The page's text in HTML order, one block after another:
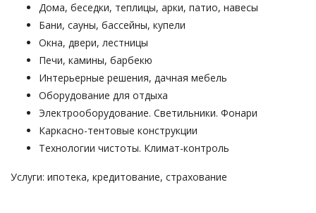
Дома, беседки, теплицы, арки, патио, навесы
Бани, сауны, бассейны, купели
Окна, двери, лестницы
Печи, камины, барбекю
Интерьерные решения, дачная мебель
Оборудование для отдыха
Электрооборудование. Светильники. Фонари
Каркасно-тентовые конструкции
Технологии чистоты. Климат-контроль
Услуги: ипотека, кредитование, страхование